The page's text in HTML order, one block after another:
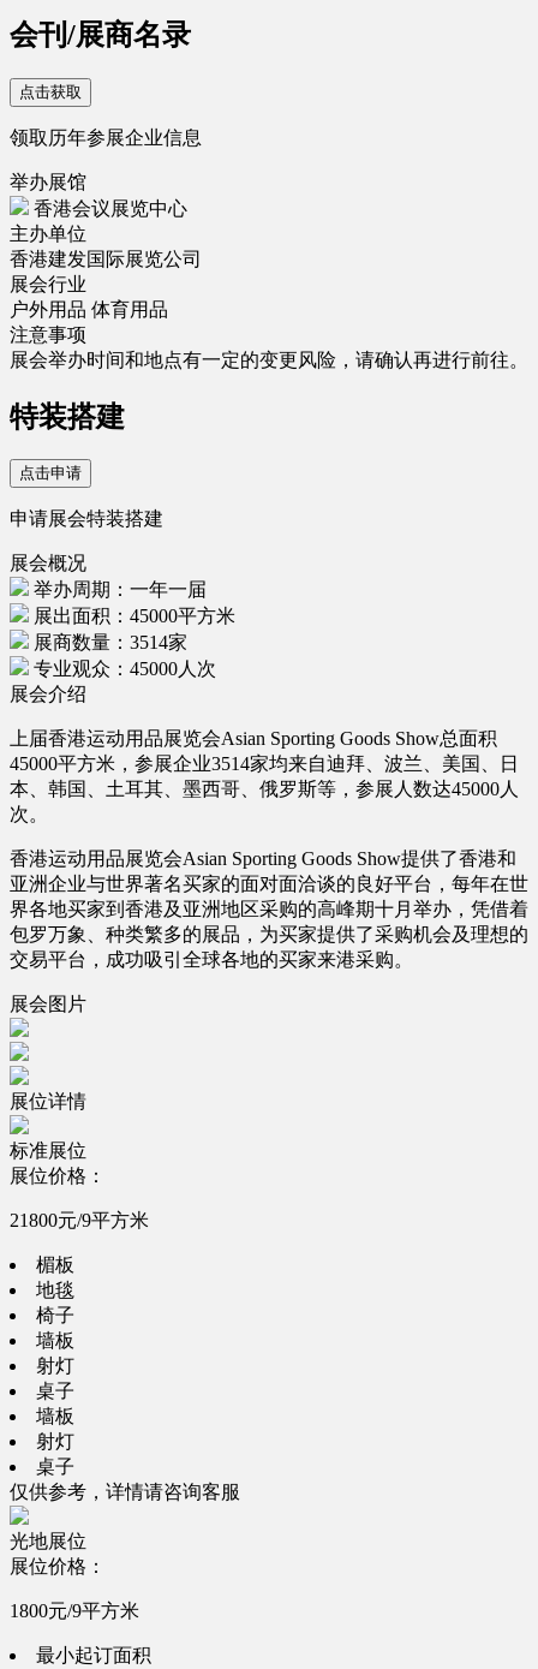
会刊/展商名录
点击获取
领取历年参展企业信息
举办展馆
香港会议展览中心
主办单位
香港建发国际展览公司
展会行业
户外用品 体育用品
注意事项
展会举办时间和地点有一定的变更风险，请确认再进行前往。
特装搭建
点击申请
申请展会特装搭建
展会概况
举办周期：一年一届
展出面积：45000平方米
展商数量：3514家
专业观众：45000人次
展会介绍
上届香港运动用品展览会Asian Sporting Goods Show总面积
45000平方米，参展企业3514家均来自迪拜、波兰、美国、日
本、韩国、土耳其、墨西哥、俄罗斯等，参展人数达45000人
次。
香港运动用品展览会Asian Sporting Goods Show提供了香港和
亚洲企业与世界著名买家的面对面洽谈的良好平台，每年在世
界各地买家到香港及亚洲地区采购的高峰期十月举办，凭借着
包罗万象、种类繁多的展品，为买家提供了采购机会及理想的
交易平台，成功吸引全球各地的买家来港采购。
展会图片
展位详情
标准展位
展位价格：
21800元/9平方米
楣板
地毯
椅子
墙板
射灯
桌子
墙板
射灯
桌子
仅供参考，详情请咨询客服
光地展位
展位价格：
1800元/9平方米
最小起订面积